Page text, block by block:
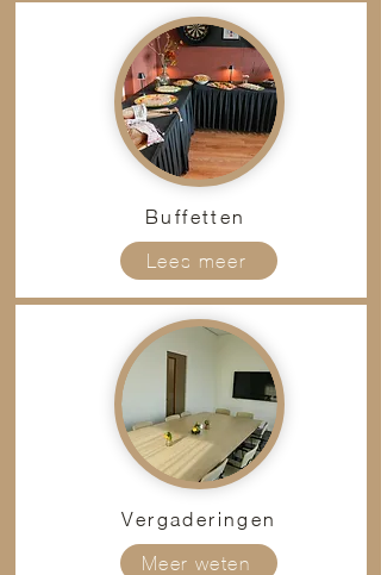
Buffetten
Lees meer
Vergaderingen
Meer weten